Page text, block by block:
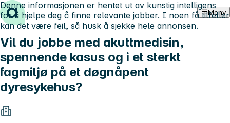
Hopp til innhold Meny
Vil du jobbe med akuttmedisin,
spennende kasus og i et sterkt
fagmiljø på et døgnåpent
dyresykehus?
Denne informasjonen er hentet ut av kunstig intelligens
for å hjelpe deg å finne relevante jobber. I noen få tilfeller
kan det være feil, så husk å sjekke hele annonsen.